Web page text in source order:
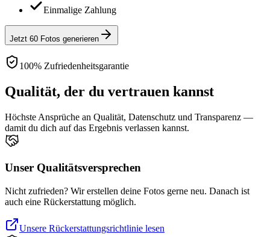
Einmalige Zahlung
Jetzt 60 Fotos generieren
100% Zufriedenheitsgarantie
Qualität, der du vertrauen kannst
Höchste Ansprüche an Qualität, Datenschutz und Transparenz —
damit du dich auf das Ergebnis verlassen kannst.
Unser Qualitätsversprechen
Nicht zufrieden? Wir erstellen deine Fotos gerne neu. Danach ist
auch eine Rückerstattung möglich.
Unsere Rückerstattungsrichtlinie lesen